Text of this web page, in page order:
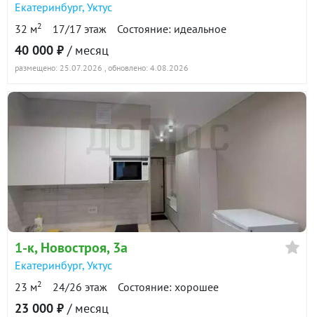
Екатеринбург, Уктус
32 м2 17/17 этаж Состояние: идеальное
40 000 ₽ / месяц
размещено: 25.07.2026 , обновлено: 4.08.2026
1-к, Новостроя, 3а
Екатеринбург, Уктус
23 м2 24/26 этаж Состояние: хорошее
23 000 ₽ / месяц